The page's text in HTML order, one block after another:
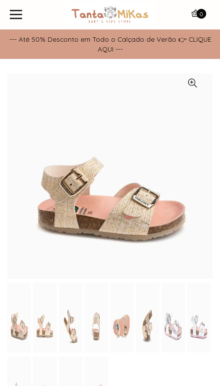
--- Até 50% Desconto em Todo o Calçado de Verão 👉 CLIQUE
AQUI ---
0